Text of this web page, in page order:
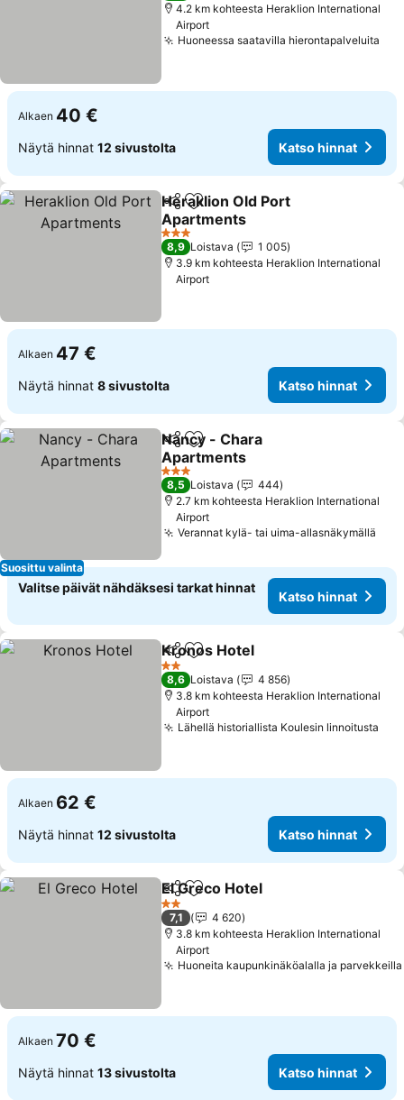
4.2 km kohteesta Heraklion International
Airport
Huoneessa saatavilla hierontapalveluita
Alkaen 40 €
Näytä hinnat 12 sivustolta Katso hinnat
Jaa Lisää suosikkeihin
Heraklion Old Port
Apartments
3 Tähtiluokitus
8,9 Loistava
1 005
3.9 km kohteesta Heraklion International
Airport
Alkaen 47 €
Näytä hinnat 8 sivustolta Katso hinnat
Suosittu valinta
Jaa Lisää suosikkeihin
Nancy - Chara
Apartments
3 Tähtiluokitus
8,5 Loistava
444
2.7 km kohteesta Heraklion International
Airport
Verannat kylä- tai uima-allasnäkymällä
Valitse päivät nähdäksesi tarkat hinnat
Katso hinnat
Jaa Lisää suosikkeihin
Kronos Hotel
2 Tähtiluokitus
8,6 Loistava
4 856
3.8 km kohteesta Heraklion International
Airport
Lähellä historiallista Koulesin linnoitusta
Alkaen 62 €
Näytä hinnat 12 sivustolta Katso hinnat
Jaa Lisää suosikkeihin
El Greco Hotel
2 Tähtiluokitus
7,1
4 620
3.8 km kohteesta Heraklion International
Airport
Huoneita kaupunkinäköalalla ja parvekkeilla
Alkaen 70 €
Näytä hinnat 13 sivustolta Katso hinnat